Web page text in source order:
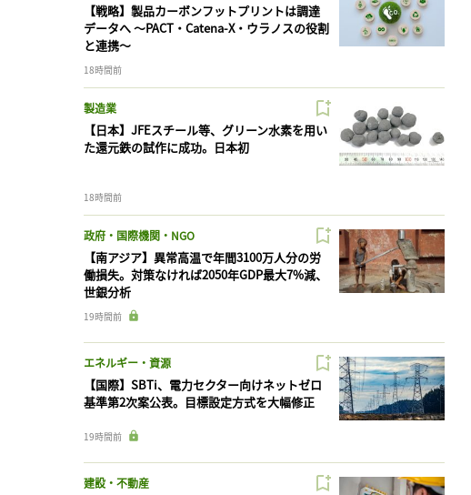
【戦略】製品カーボンフットプリントは調達
データへ 〜PACT・Catena-X・ウラノスの役割
と連携〜
18時間前
製造業
【日本】JFEスチール等、グリーン水素を用い
た還元鉄の試作に成功。日本初
18時間前
政府・国際機関・NGO
【南アジア】異常高温で年間3100万人分の労
働損失。対策なければ2050年GDP最大7%減、
世銀分析
19時間前
エネルギー・資源
【国際】SBTi、電力セクター向けネットゼロ
基準第2次案公表。目標設定方式を大幅修正
19時間前
建設・不動産